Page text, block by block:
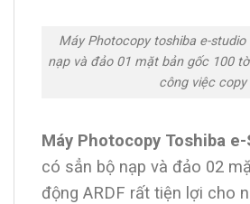
Máy Photocopy toshiba e-studio
nạp và đảo 01 mặt bản gốc 100
công việc copy
Máy Photocopy Toshiba
có sẳn bộ nạp và đảo 02
động ARDF rất tiện lợi cho